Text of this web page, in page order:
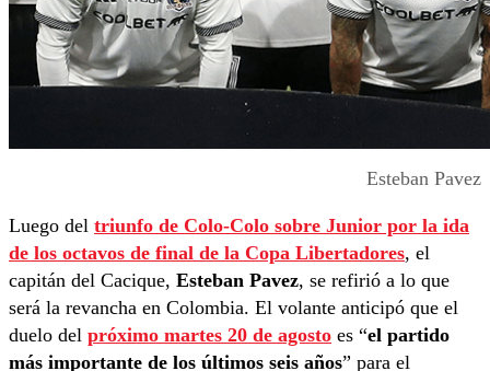
Esteban Pavez
Luego del triunfo de Colo-Colo sobre Junior por la ida
de los octavos de final de la Copa Libertadores, el
capitán del Cacique, Esteban Pavez, se refirió a lo que
será la revancha en Colombia. El volante anticipó que el
duelo del próximo martes 20 de agosto es “el partido
más importante de los últimos seis años” para el